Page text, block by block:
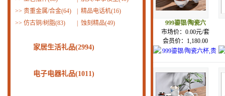
>> 贵重金属/合金(64)
精品电话机(16)
>> 仿古铜/树脂(83) 蚀刻精品(49)
家居生活礼品(2994)
电子电器礼品(1011)
999鎏银/陶瓷六
市场价：0.00元/套
会员价：1,180.00